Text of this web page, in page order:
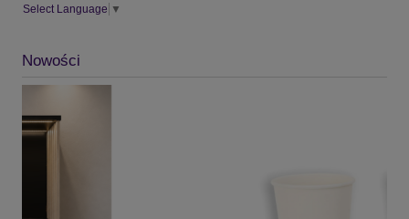
Select Language ▼
Nowości